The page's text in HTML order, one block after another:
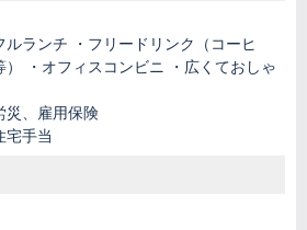
ルランチ ・フリードリンク（コーヒ
） ・オフィスコンビニ ・広くておしゃ
災、雇用保険
宅手当